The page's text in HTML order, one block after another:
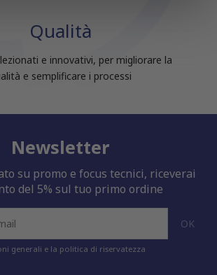
media, i quali potrebbero combinarle
che hai fornito loro o che hanno
dei loro servizi.
Qualità
e innovativi, per migliorare la
e semplificare i processi
Newsletter
su promo e focus tecnici, riceverai
del 5% sul tuo primo ordine
generali e la politica di riservatezza